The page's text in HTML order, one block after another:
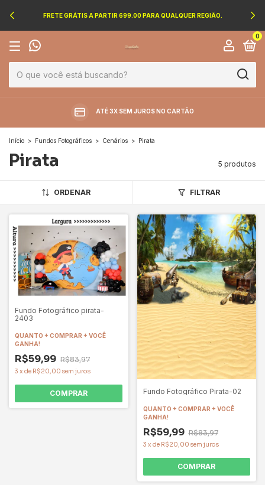
FRETE GRÁTIS A PARTIR 699.00 PARA QUALQUER REGIÃO.
0
ATÉ 3X SEM JUROS NO CARTÃO
Início > Fundos Fotográficos > Cenários > Pirata
Pirata 5 produtos
ORDENAR FILTRAR
Fundo Fotográfico pirata-
2403
QUANTO + COMPRAR + VOCÊ
GANHA!
R$59,99 R$83,97
3 x de R$20,00 sem juros
COMPRAR Fundo Fotográfico Pirata-02
QUANTO + COMPRAR + VOCÊ
GANHA!
R$59,99 R$83,97
3 x de R$20,00 sem juros
COMPRAR